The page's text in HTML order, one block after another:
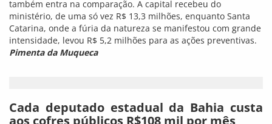
Com o aumento, os gastos da Assembleia com os deputados
estaduais sofrerá um acréscimo de 15%, totalizando cerca de
R$7 milhões ao mês, mais de R$82 milhões ao ano. A
concessão da benesse fez parte de um acordo entre o
presidente da Casa, Marcelo Nilo (PSDB), e os líderes de todos
indenizatória, R$60 mil são referentes à verba de gabinete,
que deve ser usada para contratação de até 25 assessores.